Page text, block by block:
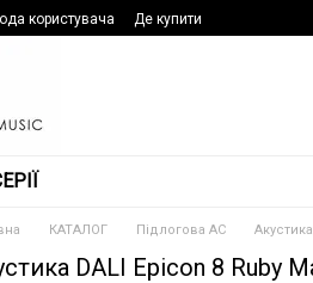
користувача Де купити
КАТАЛОГ Підлогова АС
DALI Epicon 8 Ruby